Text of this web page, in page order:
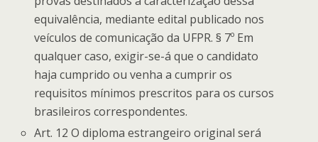
equivalência, mediante edital publicado nos
veículos de comunicação da UFPR. § 7º Em
qualquer caso, exigir-se-á que o candidato
haja cumprido ou venha a cumprir os
requisitos mínimos prescritos para os cursos
brasileiros correspondentes.
Art. 12 O diploma estrangeiro original será